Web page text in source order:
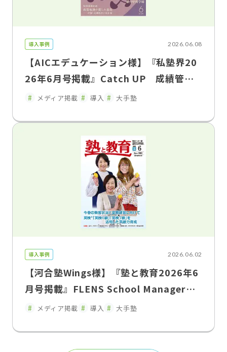
導入事例 2026.06.08
【AICエデュケーション様】『私塾界20
26年6月号掲載』Catch UP 成績管理
を「集める」から「活かす」へ「FLENS
のコミュニケーション
メディア掲載 導入 大手塾
導入事例 2026.06.02
【河合塾Wings様】『塾と教育2026年6
月号掲載』FLENS School Managerに
よる教室運営改革入退室連絡の遅延を解
向コミュニケーション"
メディア掲載 導入 大手塾